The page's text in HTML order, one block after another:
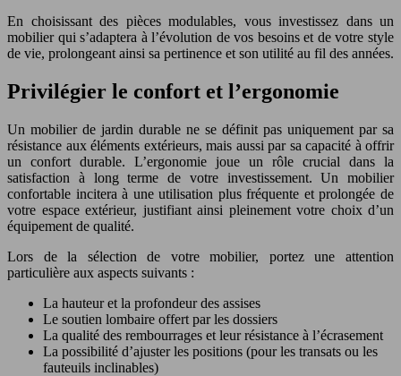
En choisissant des pièces modulables, vous investissez dans un
mobilier qui s’adaptera à l’évolution de vos besoins et de votre style
de vie, prolongeant ainsi sa pertinence et son utilité au fil des années.
Privilégier le confort et l’ergonomie
Un mobilier de jardin durable ne se définit pas uniquement par sa
résistance aux éléments extérieurs, mais aussi par sa capacité à offrir
un confort durable. L’ergonomie joue un rôle crucial dans la
satisfaction à long terme de votre investissement. Un mobilier
confortable incitera à une utilisation plus fréquente et prolongée de
votre espace extérieur, justifiant ainsi pleinement votre choix d’un
équipement de qualité.
Lors de la sélection de votre mobilier, portez une attention
particulière aux aspects suivants :
La hauteur et la profondeur des assises
Le soutien lombaire offert par les dossiers
La qualité des rembourrages et leur résistance à l’écrasement
La possibilité d’ajuster les positions (pour les transats ou les
fauteuils inclinables)